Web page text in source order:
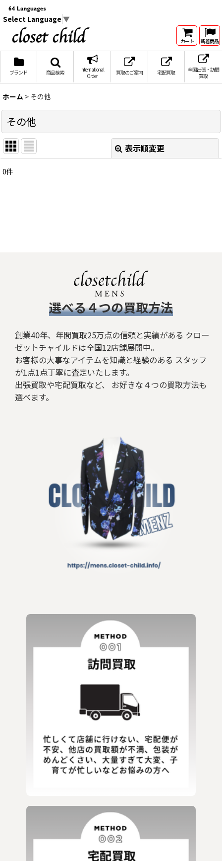
Select Language ▼
カート 新着商品
ブランド 商品検索
International
Order
買取のご案内 宅配買取
全国出張・訪問
買取
ホーム > その他
その他
表示順変更
表示数
0件
​選べる４つの買取方法
創業40年、年間買取25万点の信頼と実績がある クロー
ゼットチャイルドは全国12店舗展開中。
お客様の大事なアイテムを知識と経験のある スタッフ
が1点1点丁寧に査定いたします。
出張買取や宅配買取など、 お好きな４つの買取方法も
選べます。